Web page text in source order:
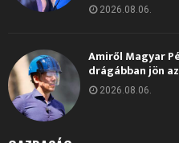
2026.08.06.
Amiről Magyar
drágábban jön
2026.08.06.